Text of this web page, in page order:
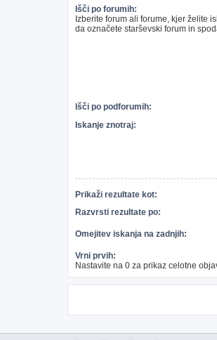
Išči po forumih:
Izberite forum ali forume, kjer želite
da označete starševski forum in
Išči po podforumih:
Iskanje znotraj:
Prikaži rezultate kot:
Razvrsti rezultate po:
Omejitev iskanja na zadnjih:
Vrni prvih:
Nastavite na 0 za prikaz celotne